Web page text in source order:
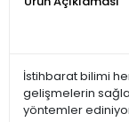
İstihbarat bilimi
gelişmelerin
yöntemler